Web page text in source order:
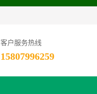
客户服务热线
15807996259